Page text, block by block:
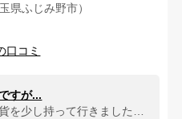
玉県ふじみ野市）
口コミ
すが...
買取で子供の服と雑貨を少し持って行きました。 その日はとても買取が忙...